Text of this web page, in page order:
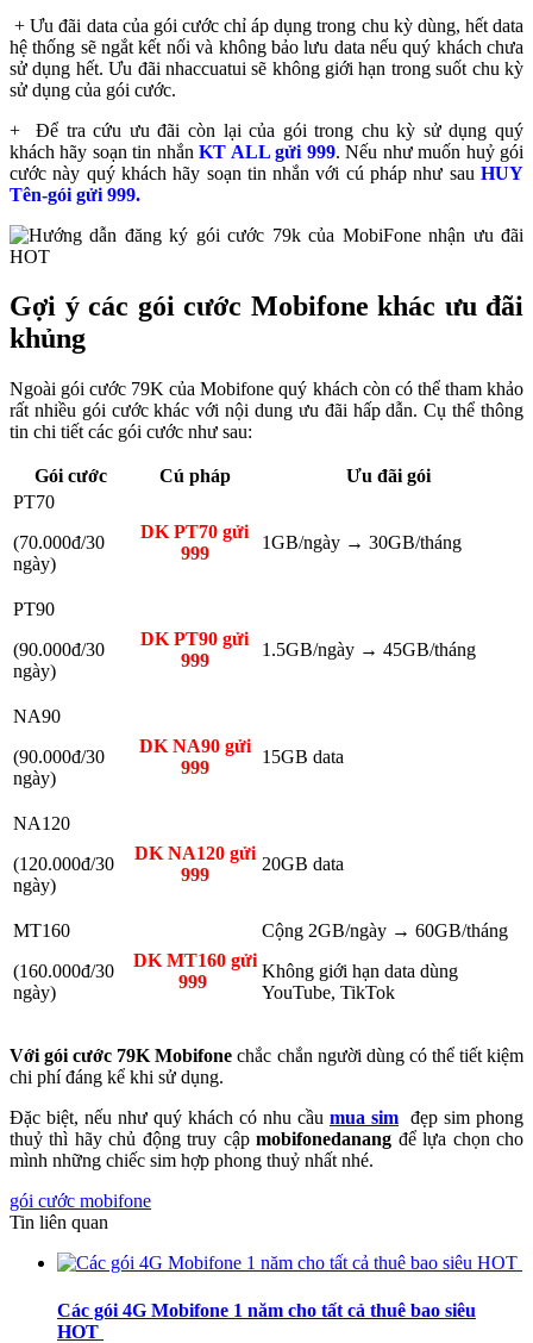
+ Ưu đãi data của gói cước chỉ áp dụng trong chu kỳ dùng, hết data
hệ thống sẽ ngắt kết nối và không bảo lưu data nếu quý khách chưa
sử dụng hết. Ưu đãi nhaccuatui sẽ không giới hạn trong suốt chu kỳ
sử dụng của gói cước.
+ Để tra cứu ưu đãi còn lại của gói trong chu kỳ sử dụng quý
khách hãy soạn tin nhắnKT ALL gửi 999. Nếu như muốn huỷ gói
cước này quý khách hãy soạn tin nhắn với cú pháp như sau HUY
Tên-gói gửi 999.
Gợi ý các gói cước Mobifone khác ưu đãi
khủng
Ngoài gói cước 79K của Mobifone quý khách còn có thể tham khảo
rất nhiều gói cước khác với nội dung ưu đãi hấp dẫn. Cụ thể thông
tin chi tiết các gói cước như sau:
Gói cước Cú pháp
Ưu đãi gói
PT70
(70.000đ/30
ngày)
DK PT70 gửi
999
1GB/ngày → 30GB/tháng
PT90
(90.000đ/30
ngày)
DK PT90 gửi
999
1.5GB/ngày → 45GB/tháng
NA90
(90.000đ/30
ngày)
DK NA90 gửi
999
15GB data
NA120
(120.000đ/30
ngày)
DK NA120 gửi
999
20GB data
MT160
(160.000đ/30
ngày)
DK MT160 gửi
999
Cộng 2GB/ngày → 60GB/tháng
Không giới hạn data dùng
YouTube, TikTok
Với gói cước 79K Mobifone chắc chắn người dùng có thể tiết kiệm
chi phí đáng kể khi sử dụng.
Đặc biệt, nếu như quý khách có nhu cầu mua sim đẹp sim phong
thuỷ thì hãy chủ động truy cậpmobifonedanang để lựa chọn cho
mình những chiếc sim hợp phong thuỷ nhất nhé.
gói cước mobifone
Tin liên quan
Các gói 4G Mobifone 1 năm cho tất cả thuê bao siêu
HOT